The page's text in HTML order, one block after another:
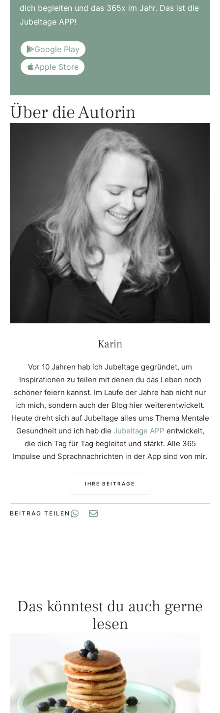
dich begleiten und das 365x im Jahr. Das ist die
Jubeltage APP!
Google Play
Apple Store
Über die Autorin
Karin
Vor 10 Jahren hab ich Jubeltage gegründet, um
Inspirationen zu teilen mit denen du das Leben noch
schöner feiern kannst. Im Laufe der Jahre hab nicht nur
ich mich, sondern auch der Blog hier weiterentwickelt.
Heute dreht sich auf Jubeltage alles ums Thema Mentale
Gesundheit und ich hab die Jubeltage APP entwickelt,
die dich Tag für Tag begleitet und stärkt. Alle 365
Impulse und Sprachnachrichten in der App sind von mir.
IHRE BEITRÄGE
BEITRAG TEILEN
Das könntest du auch gerne
lesen